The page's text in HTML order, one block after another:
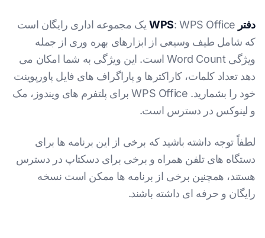
دفتر WPS
: WPS Office یک مجموعه اداری رایگان است
که شامل طیف وسیعی از ابزارهای بهره وری از جمله
ویژگی Word Count است. این ویژگی به شما امکان می
دهد تعداد کلمات، کاراکترها و پاراگراف های فایل پاورپوینت
خود را بشمارید. WPS Office برای پلتفرم های ویندوز، مک
و لینوکس در دسترس است.
لطفاً توجه داشته باشید که برخی از این برنامه ها برای
دستگاه های تلفن همراه و برخی برای دسکتاپ در دسترس
هستند، همچنین برخی از برنامه ها ممکن است نسخه
رایگان و حرفه ای داشته باشند.